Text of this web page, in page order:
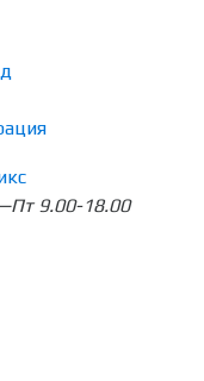
9.00-18.00